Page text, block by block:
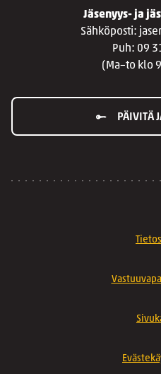
Jäsenyys- ja
Sähköposti:
Puh: 09
(Ma–to klo
PÄIVITÄ